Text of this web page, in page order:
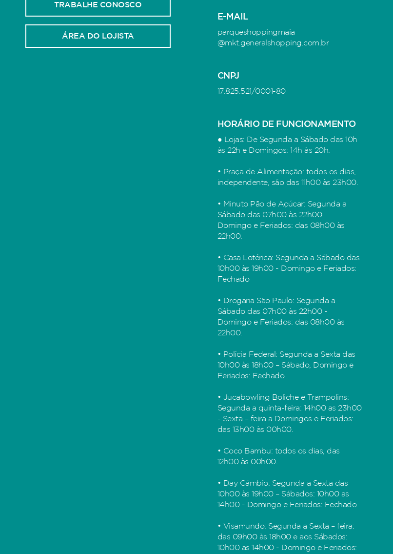
TRABALHE CONOSCO
ÁREA DO LOJISTA
E-MAIL
parqueshoppingmaia
@mkt.generalshopping.com.br
CNPJ
17.825.521/0001-80
HORÁRIO DE FUNCIONAMENTO
● Lojas: De Segunda a Sábado das 10h
às 22h e Domingos: 14h às 20h.
• Praça de Alimentação: todos os dias,
independente, são das 11h00 às 23h00.
• Minuto Pão de Açúcar: Segunda a
Sábado das 07h00 às 22h00 -
Domingo e Feriados: das 08h00 às
22h00.
• Casa Lotérica: Segunda a Sábado das
10h00 às 19h00 - Domingo e Feriados:
Fechado
• Drogaria São Paulo: Segunda a
Sábado das 07h00 às 22h00 -
Domingo e Feriados: das 08h00 às
22h00.
• Polícia Federal: Segunda a Sexta das
10h00 às 18h00 – Sábado, Domingo e
Feriados: Fechado
• Jucabowling Boliche e Trampolins:
Segunda a quinta-feira: 14h00 as 23h00
- Sexta – feira a Domingos e Feriados:
das 13h00 às 00h00.
• Coco Bambu: todos os dias, das
12h00 às 00h00.
• Day Câmbio: Segunda a Sexta das
10h00 às 19h00 – Sábados: 10h00 as
14h00 - Domingo e Feriados: Fechado
• Visamundo: Segunda a Sexta – feira:
das 09h00 às 18h00 e aos Sábados:
10h00 as 14h00 - Domingo e Feriados: